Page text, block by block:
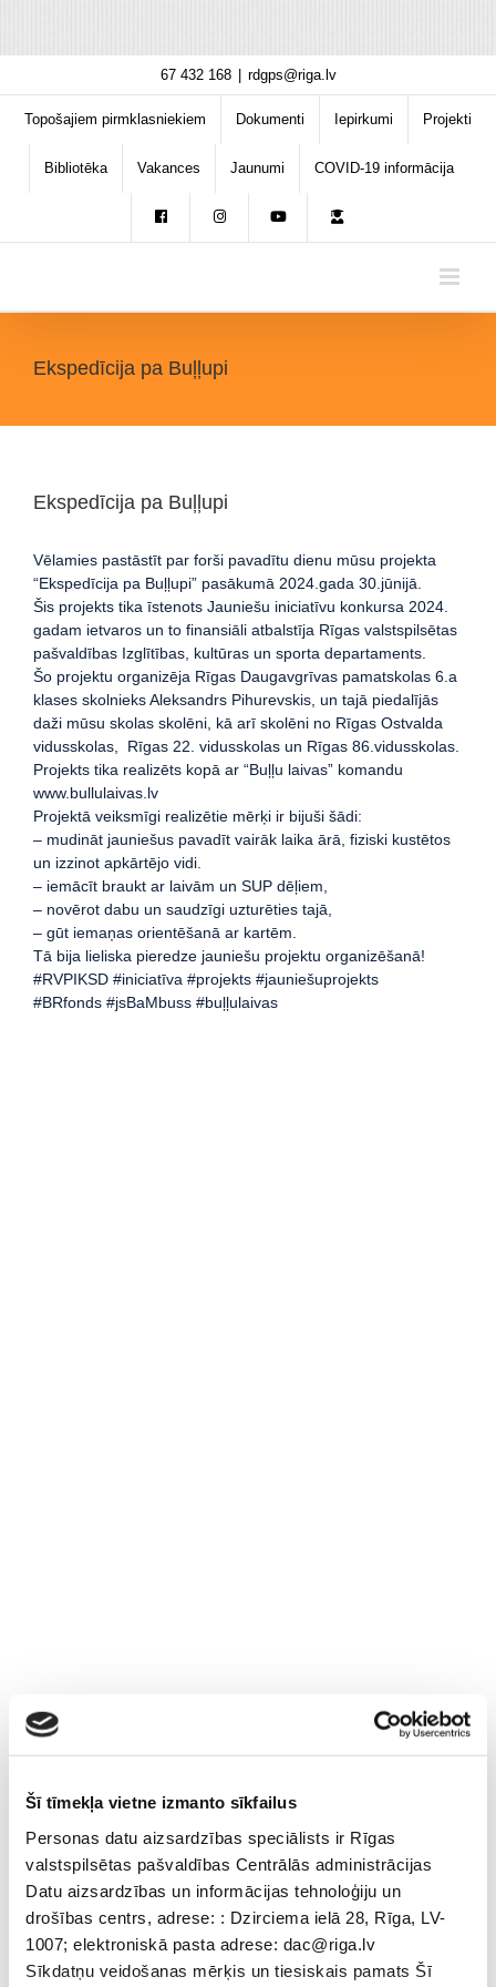
Šī tīmekļa vietne izmanto sīkfailus
Personas datu aizsardzības speciālists ir Rīgas
valstspilsētas pašvaldības Centrālās administrācijas
Datu aizsardzības un informācijas tehnoloģiju un
drošības centrs, adrese: : Dzirciema ielā 28, Rīga, LV-
1007; elektroniskā pasta adrese: dac@riga.lv
Sīkdatņu veidošanas mērķis un tiesiskais pamats Šī
content
67 432 168 rdgps@riga.lv
Topošajiem pirmklasniekiem Dokumenti Iepirkumi Projekti
Bibliotēka Vakances Jaunumi COVID-19 informācija
Ekspedīcija pa Buļļupi
Ekspedīcija pa Buļļupi
Vēlamies pastāstīt par forši pavadītu dienu mūsu projekta
“Ekspedīcija pa Buļļupi” pasākumā 2024.gada 30.jūnijā.
Šis projekts tika īstenots Jauniešu iniciatīvu konkursa 2024.
gadam ietvaros un to finansiāli atbalstīja Rīgas valstspilsētas
pašvaldības Izglītības, kultūras un sporta departaments.
Šo projektu organizēja Rīgas Daugavgrīvas pamatskolas 6.a
klases skolnieks Aleksandrs Pihurevskis, un tajā piedalījās
daži mūsu skolas skolēni, kā arī skolēni no Rīgas Ostvalda
vidusskolas, Rīgas 22. vidusskolas un Rīgas 86.vidusskolas.
Projekts tika realizēts kopā ar “Buļļu laivas” komandu
www.bullulaivas.lv
Projektā veiksmīgi realizētie mērķi ir bijuši šādi:
– mudināt jauniešus pavadīt vairāk laika ārā, fiziski kustētos
un izzinot apkārtējo vidi.
– iemācīt braukt ar laivām un SUP dēļiem,
– novērot dabu un saudzīgi uzturēties tajā,
– gūt iemaņas orientēšanā ar kartēm.
Tā bija lieliska pieredze jauniešu projektu organizēšanā!
#RVPIKSD #iniciatīva #projekts #jauniešuprojekts
#BRfonds #jsBaMbuss #buļļulaivas